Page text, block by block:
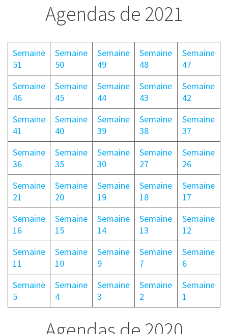
Agendas de 2021
Semaine
51
Semaine
50
Semaine
49
Semaine
48
Semaine
47
Semaine
46
Semaine
45
Semaine
44
Semaine
43
Semaine
42
Semaine
41
Semaine
40
Semaine
39
Semaine
38
Semaine
37
Semaine
36
Semaine
35
Semaine
30
Semaine
27
Semaine
26
Semaine
21
Semaine
20
Semaine
19
Semaine
18
Semaine
17
Semaine
16
Semaine
15
Semaine
14
Semaine
13
Semaine
12
Semaine
11
Semaine
10
Semaine
9
Semaine
7
Semaine
6
Semaine
5
Semaine
4
Semaine
3
Semaine
2
Semaine
1